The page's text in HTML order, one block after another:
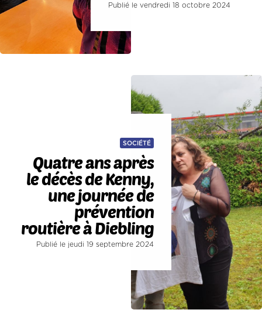
Publié le vendredi 18 octobre 2024
SOCIÉTÉ
Quatre ans après
le décès de Kenny,
une journée de
prévention
routière à Diebling
Publié le jeudi 19 septembre 2024